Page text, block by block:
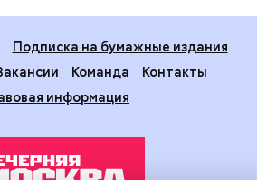
Подписка на бумажные издания
Команда
Контакты
информация